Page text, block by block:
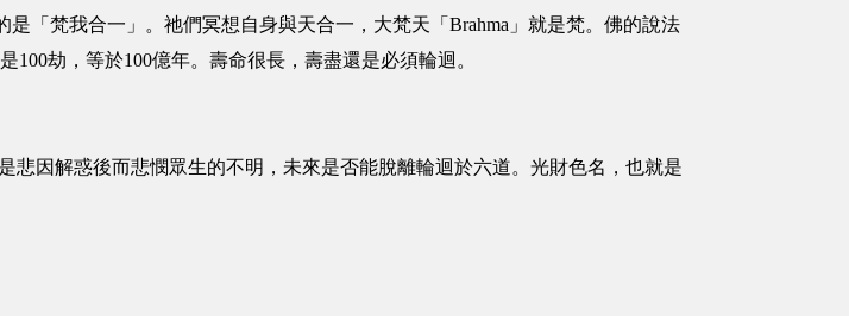
「梵我合一」。祂們冥想自身與天合一，大梵天「Brahma」就是梵。佛的說法
劫，等於100億年。壽命很長，壽盡還是必須輪迴。
因解惑後而悲憫眾生的不明，未來是否能脫離輪迴於六道。光財色名，也就是